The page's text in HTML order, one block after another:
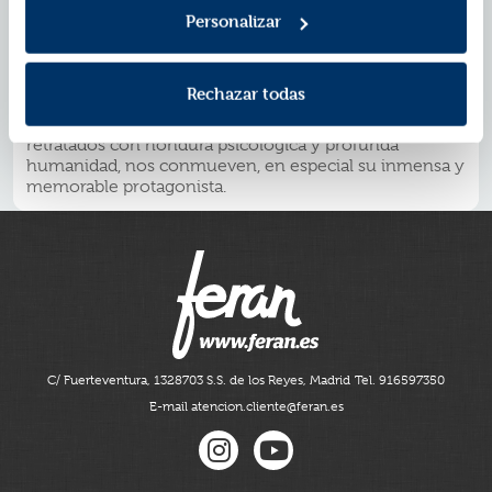
Personalizar
Rechazar todas
afrontar la realidad. Fernando Aramburu lo ha vuelto a
inolvidable, otro hito en su narrativa, que lo afianza
como uno de los grandes narradores europeos del
momento; una historia que vuelve la mirada a la
memoria reciente del País Vasco y cuyos personajes,
retratados con hondura psicológica y profunda
humanidad, nos conmueven, en especial su inmensa y
memorable protagonista.
C/ Fuerteventura, 1328703 S.S. de los Reyes, Madrid Tel. 916597350
E-mail atencion.cliente@feran.es